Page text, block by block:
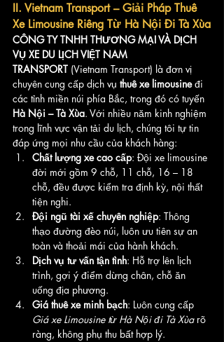
II. Vietnam Transport – Giải Pháp Thuê
Xe Limousine Riêng Từ Hà Nội Đi Tà Xùa
CÔNG TY TNHH THƯƠNG MẠI VÀ DỊCH
VỤ XE DU LỊCH VIỆT NAM
TRANSPORT (Vietnam Transport) là đơn vị
chuyên cung cấp dịch vụ thuê xe limousine đi
các tỉnh miền núi phía Bắc, trong đó có tuyến
Hà Nội – Tà Xùa. Với nhiều năm kinh nghiệm
trong lĩnh vực vận tải du lịch, chúng tôi tự tin
đáp ứng mọi nhu cầu của khách hàng:
Chất lượng xe cao cấp: Đội xe limousine
đời mới gồm 9 chỗ, 11 chỗ, 16 – 18
chỗ, đều được kiểm tra định kỳ, nội thất
tiện nghi.
Đội ngũ tài xế chuyên nghiệp: Thông
thạo đường đèo núi, luôn ưu tiên sự an
toàn và thoải mái của hành khách.
Dịch vụ tư vấn tận tình: Hỗ trợ lên lịch
trình, gợi ý điểm dừng chân, chỗ ăn
uống địa phương.
Giá thuê xe minh bạch: Luôn cung cấp
Giá xe Limousine từ Hà Nội đi Tà Xùa rõ
ràng, không phụ thu bất hợp lý.